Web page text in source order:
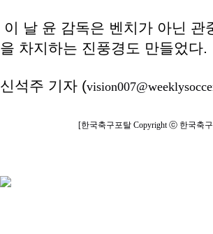
이 날 윤 감독은 벤치가 아닌
을 차지하는 진풍경도 만들었다.
신석주 기자 (
[한국축구포탈 Copyright ⓒ 한국축